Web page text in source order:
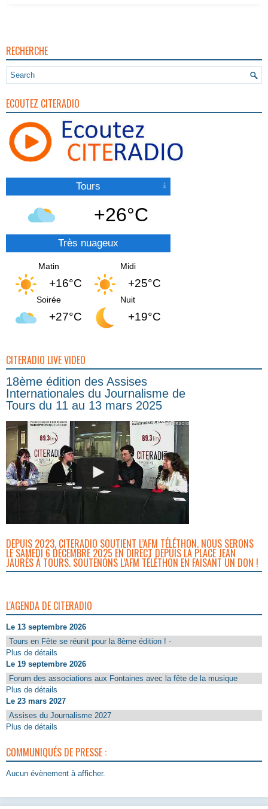
RECHERCHE
ECOUTEZ CITERADIO
Tours
+26°C
Très nuageux
Matin
+16°C
Midi
+25°C
Soirée
+27°C
Nuit
+19°C
CITERADIO LIVE VIDEO
18ème édition des Assises
Internationales du Journalisme de
Tours du 11 au 13 mars 2025
DEPUIS 2023, CITERADIO SOUTIENT L’AFM TÉLÉTHON. NOUS SERONS
LE SAMEDI 6 DÉCEMBRE 2025 EN DIRECT DEPUIS LA PLACE JEAN
JAURÈS À TOURS. SOUTENONS L’AFM TÉLÉTHON EN FAISANT UN DON !
L'AGENDA DE CITERADIO
Le 13 septembre 2026
Tours en Fête se réunit pour la 8ème édition ! -
Plus de détails
Le 19 septembre 2026
Forum des associations aux Fontaines avec la fête de la musique
Plus de détails
Le 23 mars 2027
Assises du Journalisme 2027
Plus de détails
COMMUNIQUÉS DE PRESSE :
Aucun évènement à afficher.